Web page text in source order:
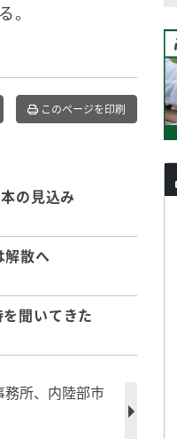
。
このページを印刷
の見込み
解散へ
聞いてきた
務所、内陸部市